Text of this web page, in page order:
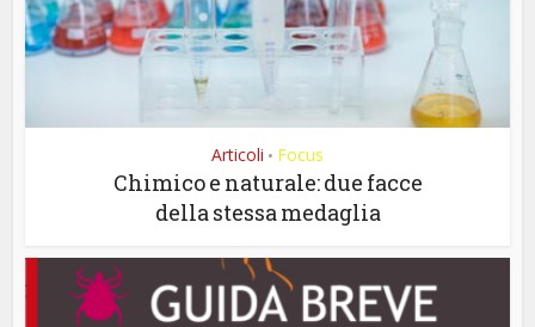
Articoli • Focus
Chimico e naturale: due facce
della stessa medaglia